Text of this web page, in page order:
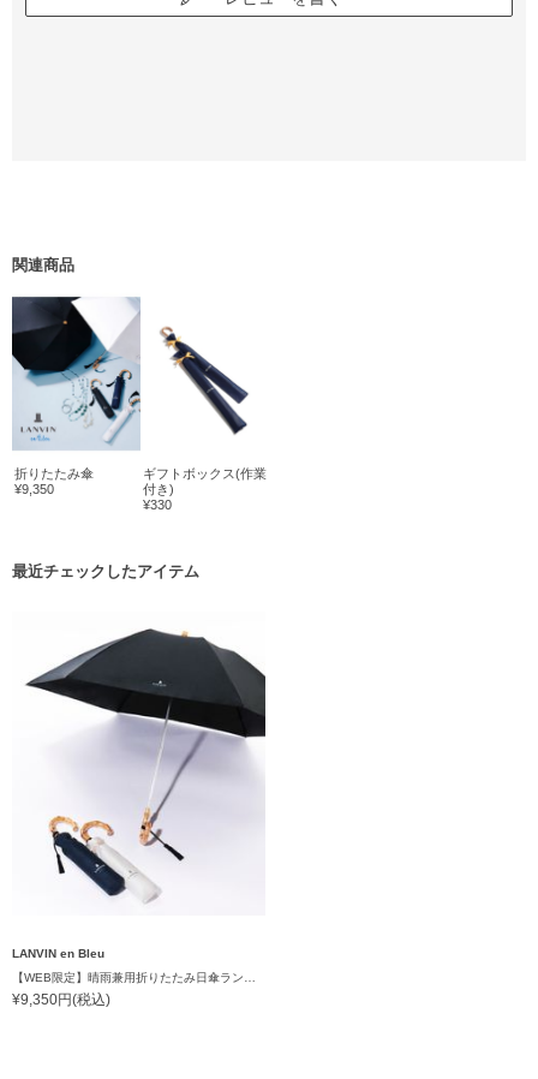
関連商品
折りたたみ傘
¥9,350
ギフトボックス(作業
付き)
¥330
最近チェックしたアイテム
LANVIN en Bleu
¥9,350円(税込)